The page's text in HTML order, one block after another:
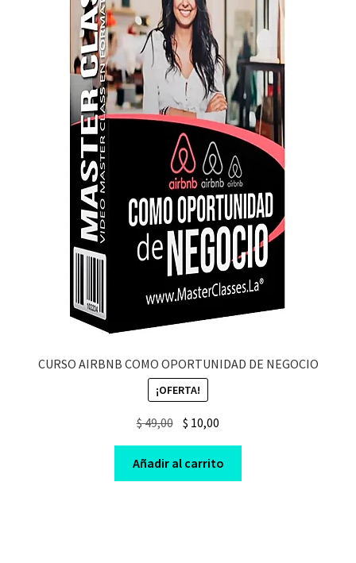
CURSO AIRBNB COMO OPORTUNIDAD DE NEGOCIO
¡OFERTA!
$49,00 Original
was:
$ 49,00.
$ 10,00
is:
$ 10,00.
Añadir al carrito